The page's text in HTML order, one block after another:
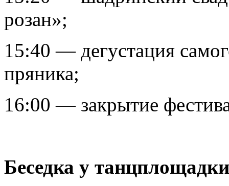
розан»;
15:40 — дегустация
пряника;
16:00 — закрытие
Беседка у